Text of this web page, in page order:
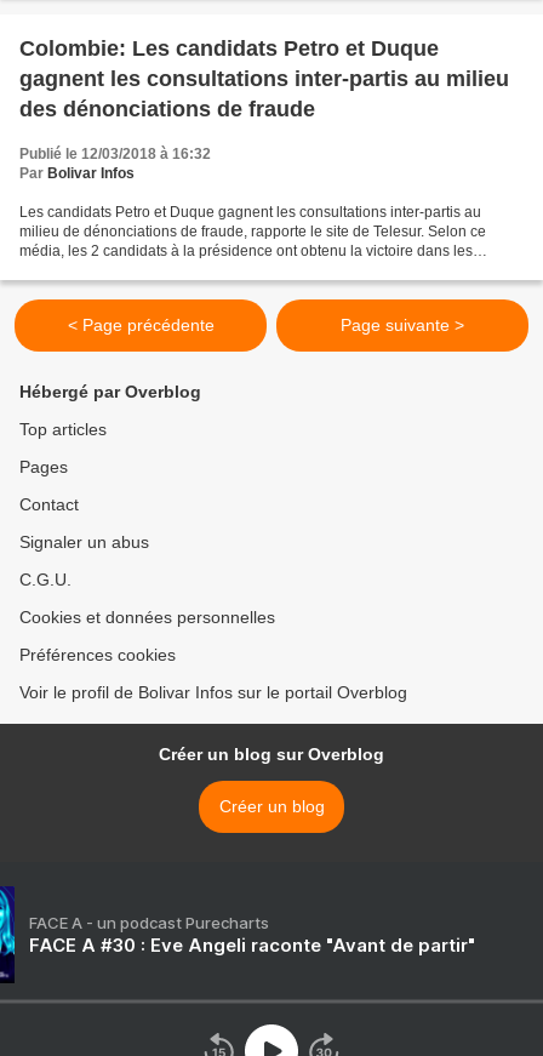
Colombie: Les candidats Petro et Duque
gagnent les consultations inter-partis au milieu
des dénonciations de fraude
Publié le 12/03/2018 à 16:32
Par Bolivar Infos
Les candidats Petro et Duque gagnent les consultations inter-partis au
milieu de dénonciations de fraude, rapporte le site de Telesur. Selon ce
média, les 2 candidats à la présidence ont obtenu la victoire dans les
< Page précédente Page suivante >
Hébergé par Overblog
Top articles
Pages
Contact
Signaler un abus
C.G.U.
Cookies et données personnelles
Préférences cookies
Voir le profil de Bolivar Infos sur le portail Overblog
Créer un blog sur Overblog
Créer un blog
FACE A - un podcast Purecharts
FACE A #30 : Eve Angeli raconte "Avant de partir"